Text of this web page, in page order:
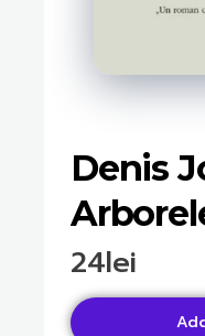
Denis
24lei